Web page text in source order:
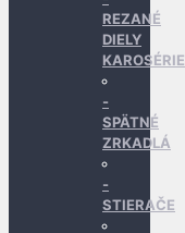
REZANÉ
DIELY
KAROSÉRIE
SPÄTNÉ
ZRKADLÁ
STIERAČE